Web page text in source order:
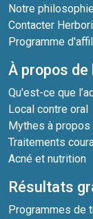
Notre philosophie
Contacter
Programme
À propos de
Qu'est-ce que
Local contre oral
Mythes à propos
Traitements
Acné et nutrition
Résultats
Programmes de